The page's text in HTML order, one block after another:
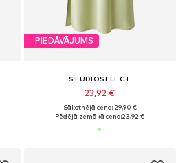
PIEDĀVĀJUMS
STUDIOSELECT
23,92 €
Sākotnējā cena: 29,90 €
Pēdējā zemākā cena:23,92 €